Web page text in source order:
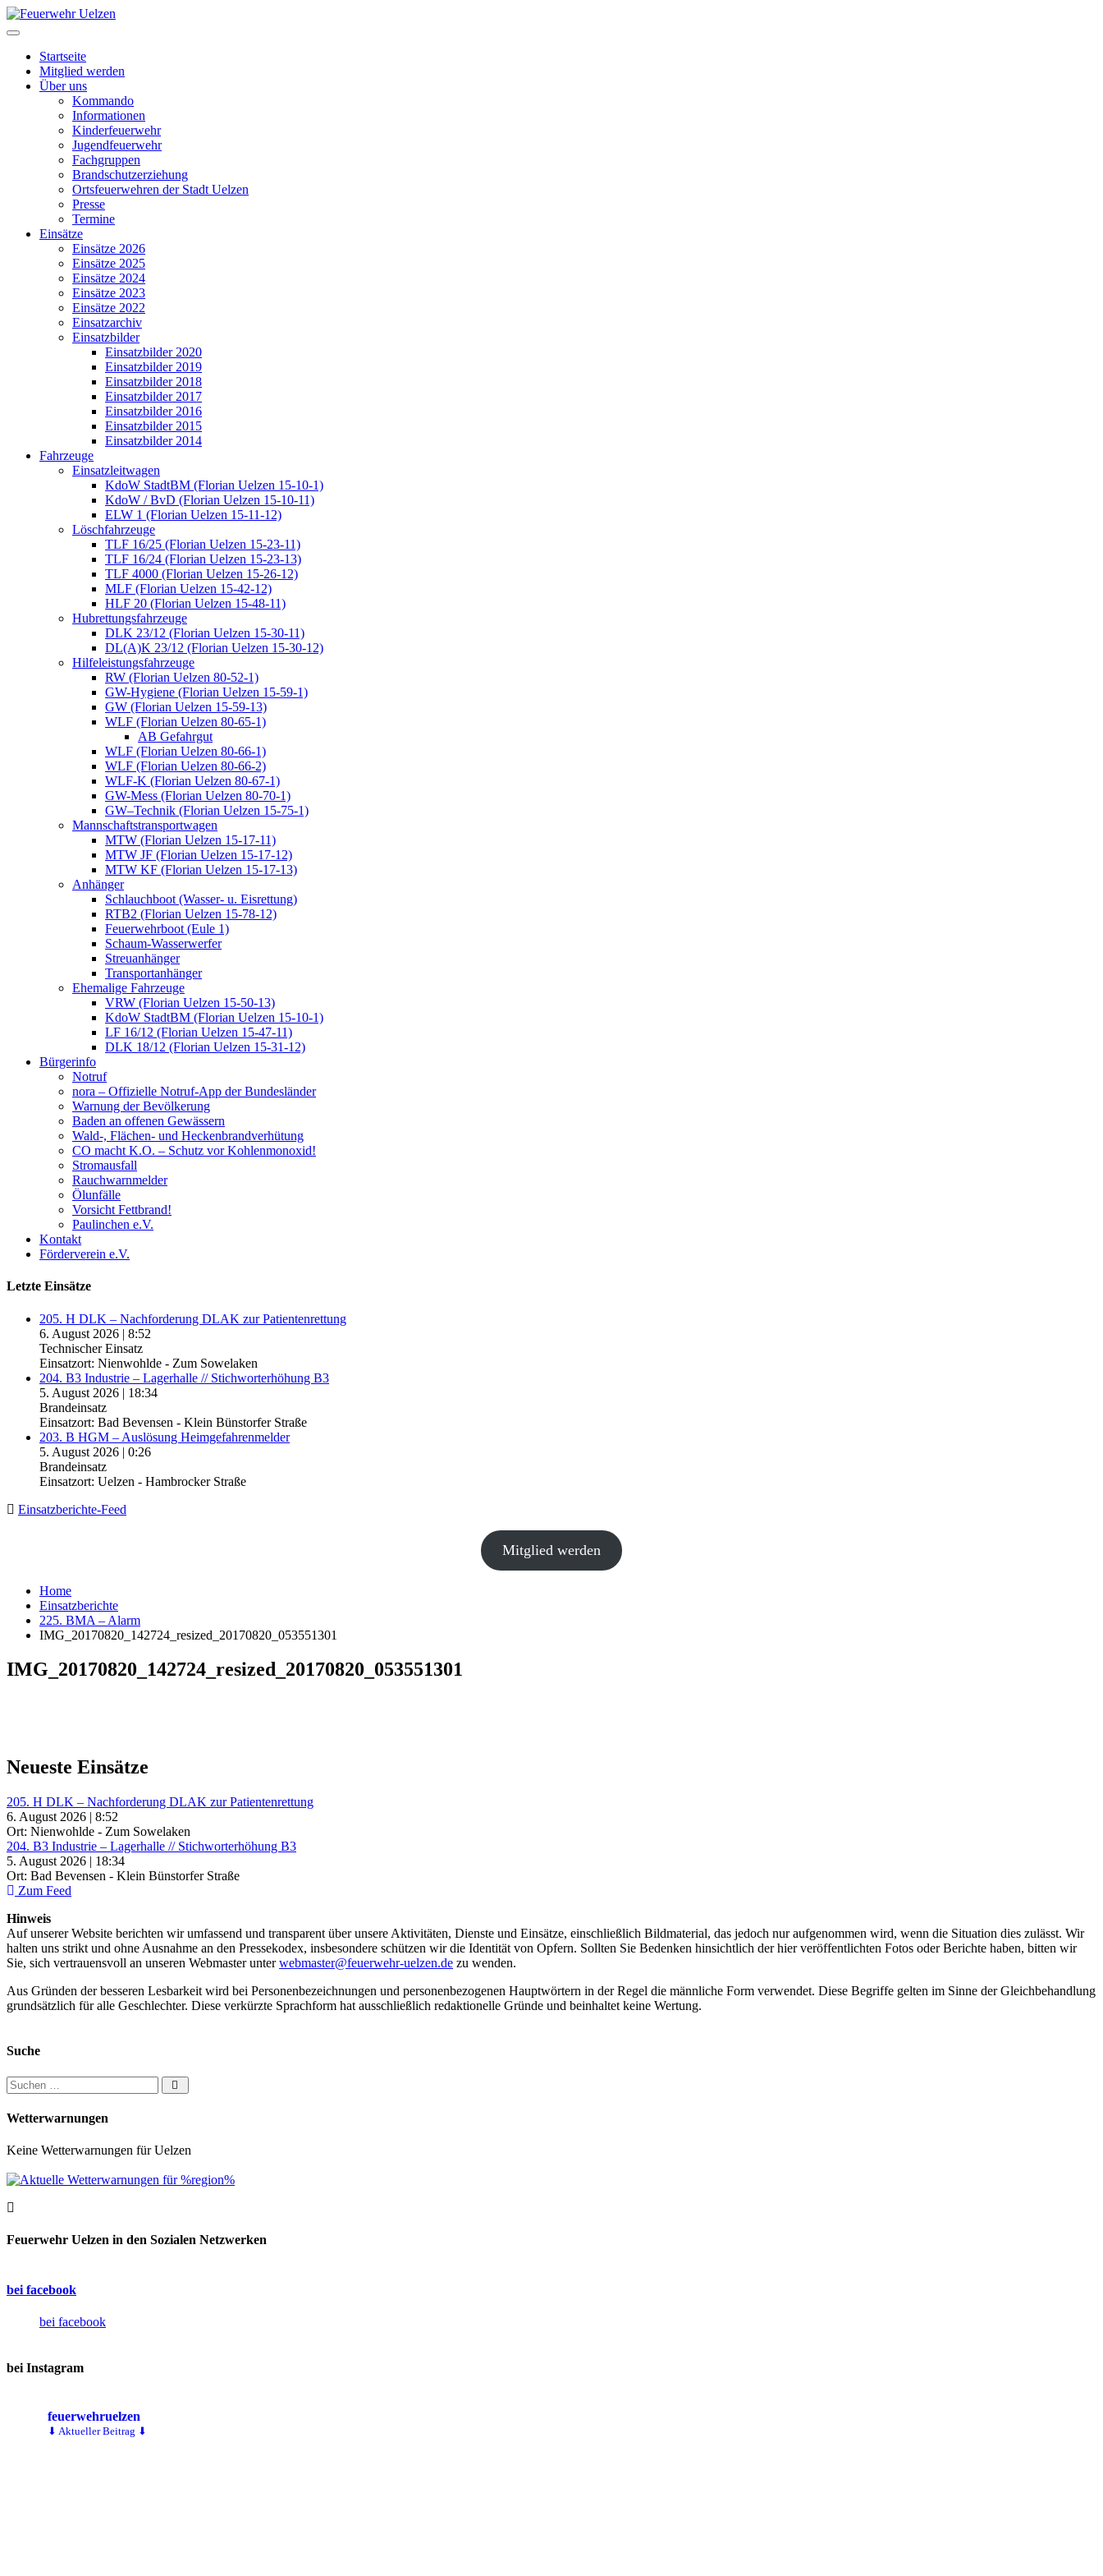
Startseite
Mitglied werden
Über uns
Kommando
Informationen
Kinderfeuerwehr
Jugendfeuerwehr
Fachgruppen
Brandschutzerziehung
Ortsfeuerwehren der Stadt Uelzen
Presse
Termine
Einsätze
Einsätze 2026
Einsätze 2025
Einsätze 2024
Einsätze 2023
Einsätze 2022
Einsatzarchiv
Einsatzbilder
Einsatzbilder 2020
Einsatzbilder 2019
Einsatzbilder 2018
Einsatzbilder 2017
Einsatzbilder 2016
Einsatzbilder 2015
Einsatzbilder 2014
Fahrzeuge
Einsatzleitwagen
KdoW StadtBM (Florian Uelzen 15-10-1)
KdoW / BvD (Florian Uelzen 15-10-11)
ELW 1 (Florian Uelzen 15-11-12)
Löschfahrzeuge
TLF 16/25 (Florian Uelzen 15-23-11)
TLF 16/24 (Florian Uelzen 15-23-13)
TLF 4000 (Florian Uelzen 15-26-12)
MLF (Florian Uelzen 15-42-12)
HLF 20 (Florian Uelzen 15-48-11)
Hubrettungsfahrzeuge
DLK 23/12 (Florian Uelzen 15-30-11)
DL(A)K 23/12 (Florian Uelzen 15-30-12)
Hilfeleistungsfahrzeuge
RW (Florian Uelzen 80-52-1)
GW-Hygiene (Florian Uelzen 15-59-1)
GW (Florian Uelzen 15-59-13)
WLF (Florian Uelzen 80-65-1)
AB Gefahrgut
WLF (Florian Uelzen 80-66-1)
WLF (Florian Uelzen 80-66-2)
WLF-K (Florian Uelzen 80-67-1)
GW-Mess (Florian Uelzen 80-70-1)
GW–Technik (Florian Uelzen 15-75-1)
Mannschaftstransportwagen
MTW (Florian Uelzen 15-17-11)
MTW JF (Florian Uelzen 15-17-12)
MTW KF (Florian Uelzen 15-17-13)
Anhänger
Schlauchboot (Wasser- u. Eisrettung)
RTB2 (Florian Uelzen 15-78-12)
Feuerwehrboot (Eule 1)
Schaum-Wasserwerfer
Streuanhänger
Transportanhänger
Ehemalige Fahrzeuge
VRW (Florian Uelzen 15-50-13)
KdoW StadtBM (Florian Uelzen 15-10-1)
LF 16/12 (Florian Uelzen 15-47-11)
DLK 18/12 (Florian Uelzen 15-31-12)
Bürgerinfo
Notruf
nora – Offizielle Notruf-App der Bundesländer
Warnung der Bevölkerung
Baden an offenen Gewässern
Wald-, Flächen- und Heckenbrandverhütung
CO macht K.O. – Schutz vor Kohlenmonoxid!
Stromausfall
Rauchwarnmelder
Ölunfälle
Vorsicht Fettbrand!
Paulinchen e.V.
Kontakt
Förderverein e.V.
Letzte Einsätze
205. H DLK – Nachforderung DLAK zur Patientenrettung
6. August 2026 | 8:52
Technischer Einsatz
Einsatzort: Nienwohlde - Zum Sowelaken
204. B3 Industrie – Lagerhalle // Stichworterhöhung B3
5. August 2026 | 18:34
Brandeinsatz
Einsatzort: Bad Bevensen - Klein Bünstorfer Straße
203. B HGM – Auslösung Heimgefahrenmelder
5. August 2026 | 0:26
Brandeinsatz
Einsatzort: Uelzen - Hambrocker Straße
Einsatzberichte-Feed
Mitglied werden
Home
Einsatzberichte
225. BMA – Alarm
IMG_20170820_142724_resized_20170820_053551301
IMG_20170820_142724_resized_20170820_053551301
Neueste Einsätze
205. H DLK – Nachforderung DLAK zur Patientenrettung
6. August 2026 | 8:52
Ort: Nienwohlde - Zum Sowelaken
204. B3 Industrie – Lagerhalle // Stichworterhöhung B3
5. August 2026 | 18:34
Ort: Bad Bevensen - Klein Bünstorfer Straße
Zum Feed
Hinweis
Auf unserer Website berichten wir umfassend und transparent über unsere Aktivitäten, Dienste und Einsätze, einschließlich Bildmaterial, das jedoch nur aufgenommen wird, wenn die Situation dies zulässt. Wir
halten uns strikt und ohne Ausnahme an den Pressekodex, insbesondere schützen wir die Identität von Opfern. Sollten Sie Bedenken hinsichtlich der hier veröffentlichten Fotos oder Berichte haben, bitten wir
Sie, sich vertrauensvoll an unseren Webmaster unterwebmaster@feuerwehr-uelzen.de zu wenden.
Aus Gründen der besseren Lesbarkeit wird bei Personenbezeichnungen und personenbezogenen Hauptwörtern in der Regel die männliche Form verwendet. Diese Begriffe gelten im Sinne der Gleichbehandlung
grundsätzlich für alle Geschlechter. Diese verkürzte Sprachform hat ausschließlich redaktionelle Gründe und beinhaltet keine Wertung.
Suche
Suchen nach:
Wetterwarnungen
Keine Wetterwarnungen für Uelzen
Feuerwehr Uelzen in den Sozialen Netzwerken
bei facebook
bei facebook
bei Instagram
feuerwehruelzen
⬇ Aktueller Beitrag ⬇